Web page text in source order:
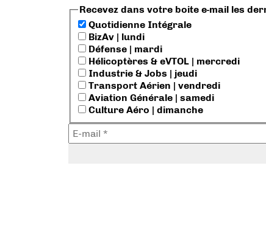
Recevez dans votre boite e-mail les
Quotidienne Intégrale
BizAv | lundi
Défense | mardi
Hélicoptères & eVTOL | mercredi
Industrie & Jobs | jeudi
Transport Aérien | vendredi
Aviation Générale | samedi
Culture Aéro | dimanche